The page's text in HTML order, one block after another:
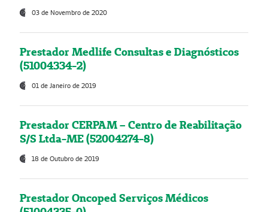
03 de Novembro de 2020
Prestador Medlife Consultas e Diagnósticos
(51004334-2)
01 de Janeiro de 2019
Prestador CERPAM – Centro de Reabilitação
S/S Ltda-ME (52004274-8)
18 de Outubro de 2019
Prestador Oncoped Serviços Médicos